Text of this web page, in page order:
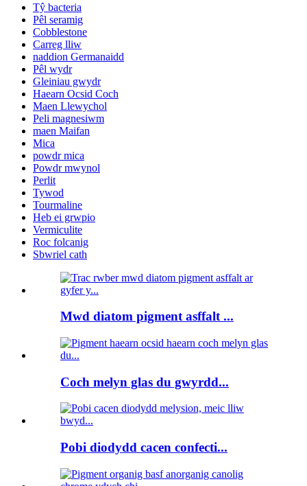
Tŷ bacteria
Pêl seramig
Cobblestone
Carreg lliw
naddion Germanaidd
Pêl wydr
Gleiniau gwydr
Haearn Ocsid Coch
Maen Llewychol
Peli magnesiwm
maen Maifan
Mica
powdr mica
Powdr mwynol
Perlit
Tywod
Tourmaline
Heb ei grwpio
Vermiculite
Roc folcanig
Sbwriel cath
Mwd diatom pigment asffalt ...
Coch melyn glas du gwyrdd...
Pobi diodydd cacen confecti...